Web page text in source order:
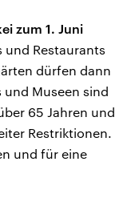
zum 1. Juni
und Restaurants
dürfen dann
und Museen sind
65 Jahren und
Restriktionen.
und für eine